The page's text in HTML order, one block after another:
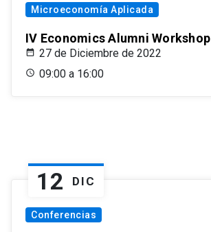
Microeconomía Aplicada
IV Economics Alumni Workshop
27 de Diciembre de 2022
09:00 a 16:00
12 DIC
Conferencias